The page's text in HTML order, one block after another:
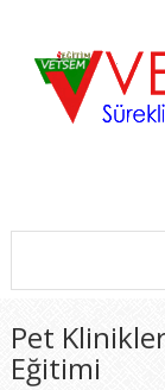
Pet
Eğitimi